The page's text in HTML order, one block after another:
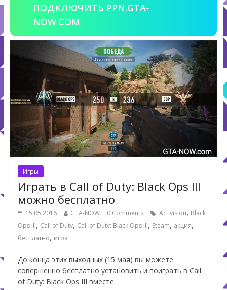
ПОДКЛЮЧИТЬ PPN.GTA-
NOW.COM
Игры
Играть в Call of Duty: Black Ops III
можно бесплатно
15.05.2016 GTA-NOW 0 Comments Activision, Black
Ops III, Call of Duty, Call of Duty: Black Ops III, Steam, акция,
бесплатно, игра
До конца этих выходных (15 мая) вы можете
совершенно бесплатно установить и поиграть в Call
of Duty: Black Ops III вместе